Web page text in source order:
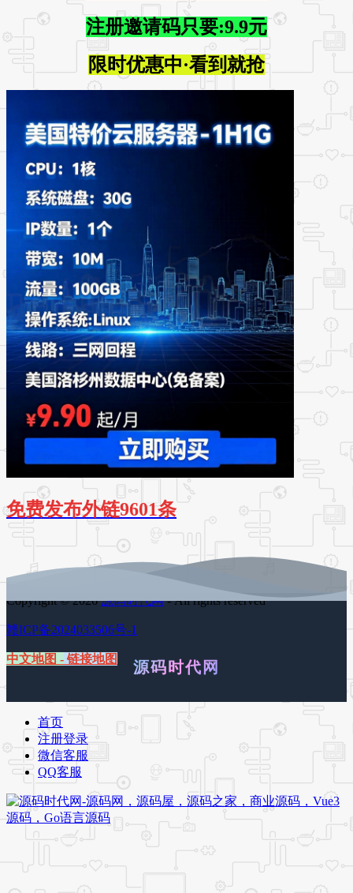
注册邀请码只要:9.9元
限时优惠中·看到就抢
免费发布外链9601条
Copyright © 2026源码时代网- All rights reserved
赣ICP备2024033506号-1
中文地图 - 链接地图 源码时代网
首页
注册登录
微信客服
QQ客服